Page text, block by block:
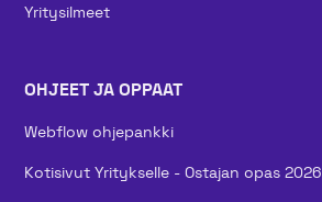
Yritysilmeet
OHJEET JA OPPAAT
Webflow ohjepankki
Kotisivut Yritykselle - Ostajan opas 2026